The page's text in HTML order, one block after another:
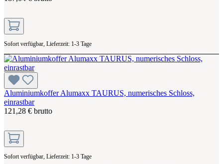
Sofort verfügbar, Lieferzeit: 1-3 Tage
Aluminiumkoffer Alumaxx TAURUS, numerisches Schloss,
einrastbar
121,28 € brutto
Sofort verfügbar, Lieferzeit: 1-3 Tage